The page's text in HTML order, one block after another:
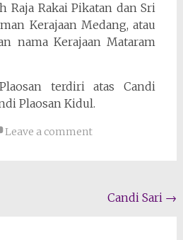
Raja Rakai Pikatan dan Sri
Kerajaan Medang, atau
nama Kerajaan Mataram
terdiri atas Candi
Plaosan Kidul.
Leave a comment
Candi Sari →